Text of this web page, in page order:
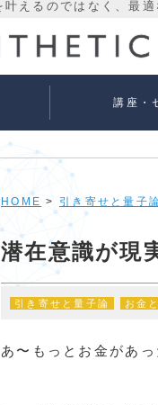
講座・
HOME > 引き寄せと量子
潜在意識が現
引き寄せと量子論 お金
あ〜もっとお金があ